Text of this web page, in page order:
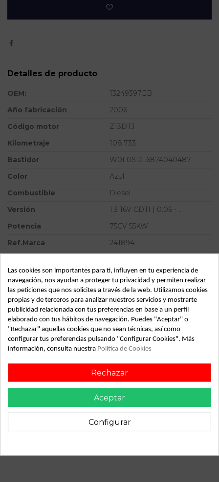
Detalles de producto
OEM:
13249397EB
Año fabricación
2006
Código motor
Z13DTJ
Kilometraje
108.733
Bastidor
W0L0SDL6874040487
Color
Azul
Combustible
Diesel
Versión
1.3 16V CDTI | 0.06 - ...
Potencia
75CV 55KW
Ref.Marca
241894
...
Tipo vehículo
Turismo
Almacén
49349
SubAlmacén
373
SubSubAlmacén
100029482
2022-04-29
Recambio de mando luces para opel corsa d 1.3 16v cdti |
0.06 - ... 1.3 16v cdti | 0.06 - ... referencia OEM IAM
Las cookies son importantes para ti, influyen en tu experiencia de
navegación, nos ayudan a proteger tu privacidad y permiten realizar
las peticiones que nos solicites a través de la web. Utilizamos cookies
propias y de terceros para analizar nuestros servicios y mostrarte
publicidad relacionada con tus preferencias en base a un perfil
elaborado con tus hábitos de navegación. Puedes "Aceptar" o
"Rechazar" aquellas cookies que no sean técnicas, así como
configurar tus preferencias pulsando "Configurar Cookies". Más
información, consulta nuestra Política de Cookies
Rechazar
Aceptar
Configurar